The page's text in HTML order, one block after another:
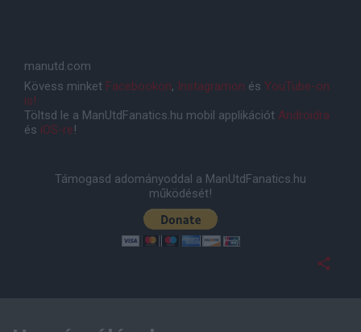
manutd.com
Kövess minket Facebookon, Instagramon és YouTube-on
is!
Töltsd le a ManUtdFanatics.hu mobil applikációt Androidra
és iOS-re!
Támogasd adományoddal a ManUtdFanatics.hu
működését!